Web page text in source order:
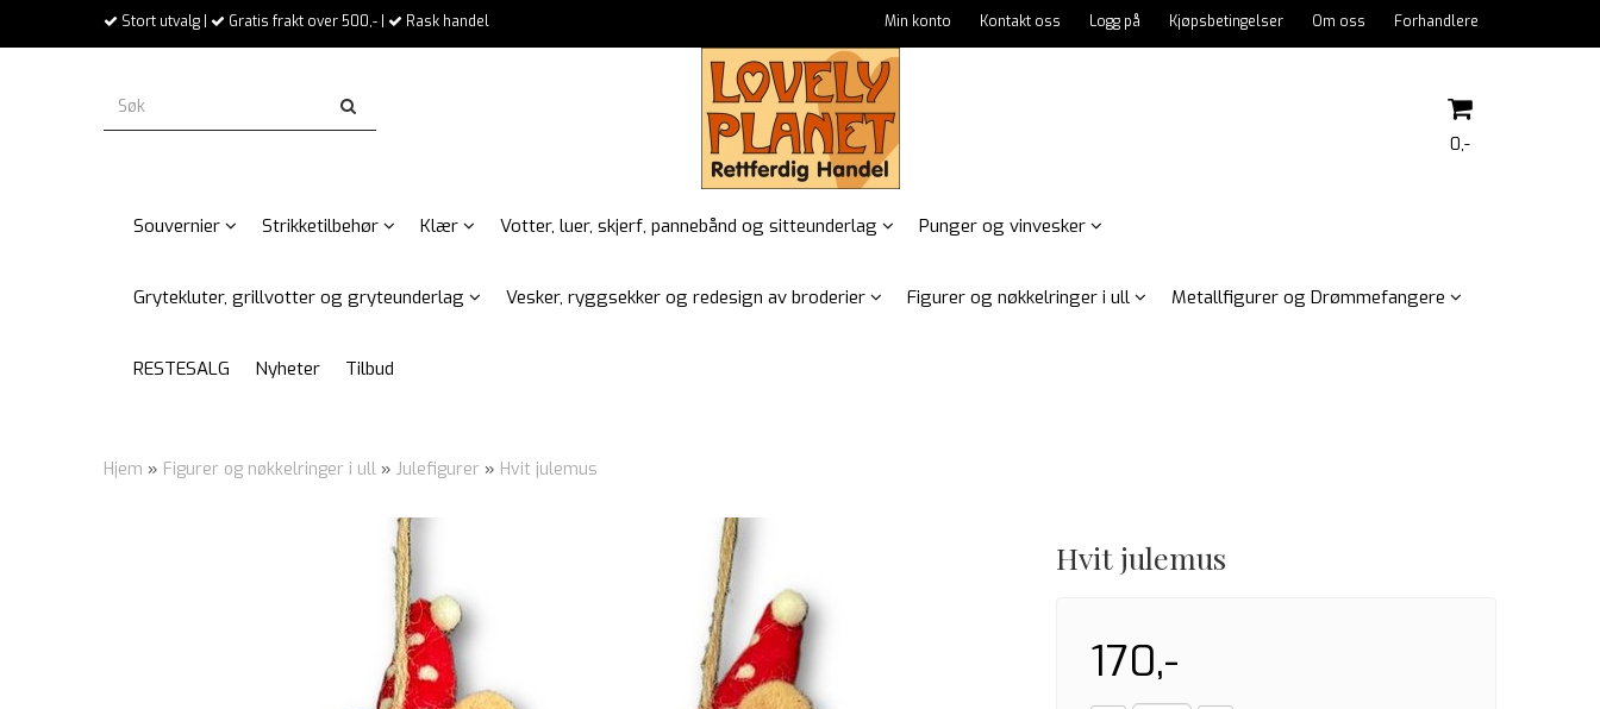
Stort utvalg | Gratis frakt over 500,- | Rask handel Min konto Kontakt oss Logg på Kjøpsbetingelser Om oss Forhandlere
0,-
Souvernier Strikketilbehør Klær Votter, luer, skjerf, pannebånd og sitteunderlag Punger og vinvesker
Grytekluter, grillvotter og gryteunderlag Vesker, ryggsekker og redesign av broderier Figurer og nøkkelringer i ull Metallfigurer og Drømmefangere
RESTESALG Nyheter Tilbud
Hjem » Figurer og nøkkelringer i ull » Julefigurer » Hvit julemus
Hvit julemus
170,-